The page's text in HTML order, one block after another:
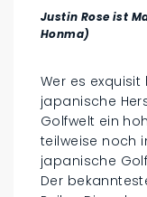
Justin Rose ist
Honma)
Wer es
japanische
Golfwelt ein
teilweise noch
japanische
Der